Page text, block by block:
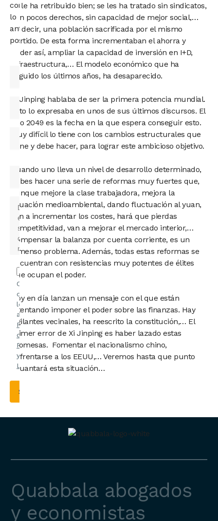
se le ha retribuido bien; se les ha tratado sin sindicatos,
con pocos derechos, sin capacidad de mejor social,…
Es decir, una población sacrificada por el mismo
partido. De esta forma incrementaban el ahorra y
poder así, ampliar la capacidad de inversión en I+D,
infraestructura,… El modelo económico que ha
seguido los últimos años, ha desaparecido.
Xi Jinping hablaba de ser la primera potencia mundial.
Esto lo expresaba en unos de sus últimos discursos. El
año 2049 es la fecha en la que espera conseguir esto.
Muy difícil lo tiene con los cambios estructurales que
tiene y debe hacer, para lograr este ambicioso objetivo.
Cuando uno lleva un nivel de desarrollo determinado,
debes hacer una serie de reformas muy fuertes que,
aunque mejore la clase trabajadora, mejora la
situación medioambiental, dando fluctuación al yuan,
van a incrementar los costes, hará que pierdas
competitividad, van a mejorar el mercado interior,…
Compensar la balanza por cuenta corriente, es un
inmenso problema. Además, todas estas reformas se
encuentran con resistencias muy potentes de élites
que ocupan el poder.
Hoy en día lanzan un mensaje con el que están
intentando imponer el poder sobre las finanzas. Hay
vigilantes vecinales, ha reescrito la constitución,… El
primer error de Xi Jinping es haber lazado estas
promesas. Fomentar el nacionalismo chino,
enfrentarse a los EEUU,… Veremos hasta que punto
aguantará esta situación…
contigo
lo
antes
posible.
Confirmo
que he
leído y
acepto la
Política
de
Privacidad
y elAviso
Legal.
Quabbala abogados
y economistas